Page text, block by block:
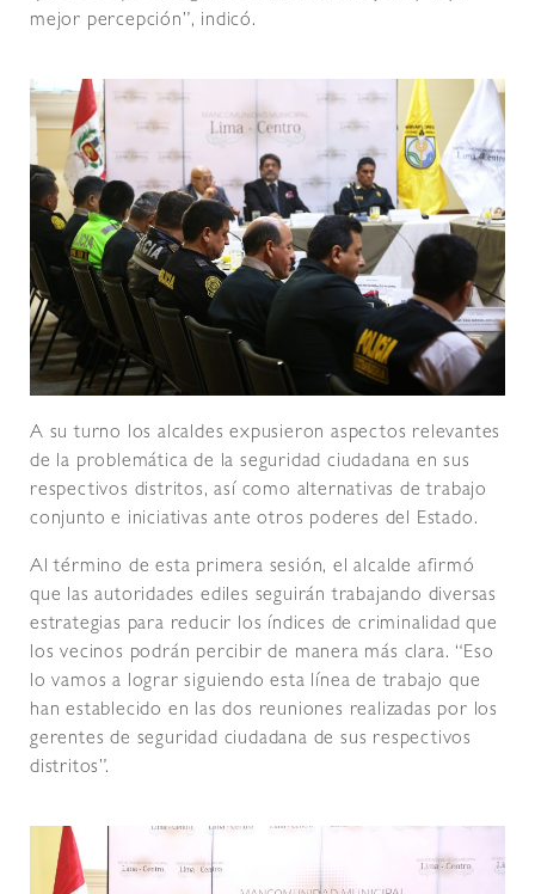
mejor percepción”, indicó.
A su turno los alcaldes expusieron aspectos relevantes
de la problemática de la seguridad ciudadana en sus
respectivos distritos, así como alternativas de trabajo
conjunto e iniciativas ante otros poderes del Estado.
Al término de esta primera sesión, el alcalde afirmó
que las autoridades ediles seguirán trabajando diversas
estrategias para reducir los índices de criminalidad que
los vecinos podrán percibir de manera más clara. “Eso
lo vamos a lograr siguiendo esta línea de trabajo que
han establecido en las dos reuniones realizadas por los
gerentes de seguridad ciudadana de sus respectivos
distritos”.